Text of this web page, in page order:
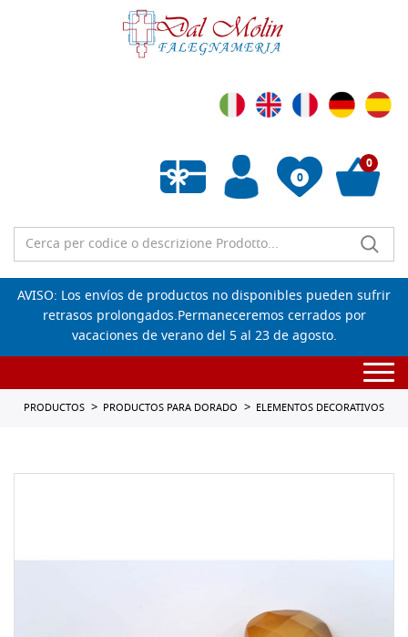
0
Lista de deseos vacía
0
AVISO: Los envíos de productos no disponibles pueden sufrir
retrasos prolongados.Permaneceremos cerrados por
vacaciones de verano del 5 al 23 de agosto.
PRODUCTOS PRODUCTOS PARA DORADO ELEMENTOS DECORATIVOS